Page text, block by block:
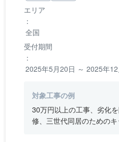
エリア
：
全国
受付期間
：
2025年5月20日 ～ 2025年
対象工事の例
30万円以上の工事、劣化
修、三世代同居のための